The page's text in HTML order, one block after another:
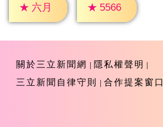
★ 六月 ★ 5566
關於三立新聞網
隱私權聲明
三立新聞自律守則
合作提案窗口